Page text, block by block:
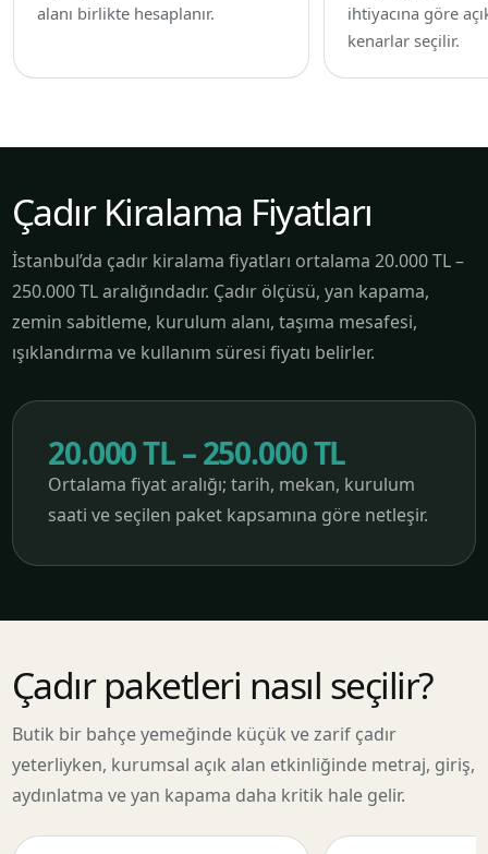
alanı birlikte hesaplanır.
ihtiyacına göre
kenarlar seçilir.
Çadır Kiralama Fiyatları
İstanbul’da çadır kiralama fiyatları ortalama 20.000 TL –
250.000 TL aralığındadır. Çadır ölçüsü, yan kapama,
zemin sabitleme, kurulum alanı, taşıma mesafesi,
ışıklandırma ve kullanım süresi fiyatı belirler.
20.000 TL – 250.000 TL
Ortalama fiyat aralığı; tarih, mekan, kurulum
saati ve seçilen paket kapsamına göre netleşir.
Çadır paketleri nasıl seçilir?
Butik bir bahçe yemeğinde küçük ve zarif çadır
yeterliyken, kurumsal açık alan etkinliğinde metraj, giriş,
aydınlatma ve yan kapama daha kritik hale gelir.